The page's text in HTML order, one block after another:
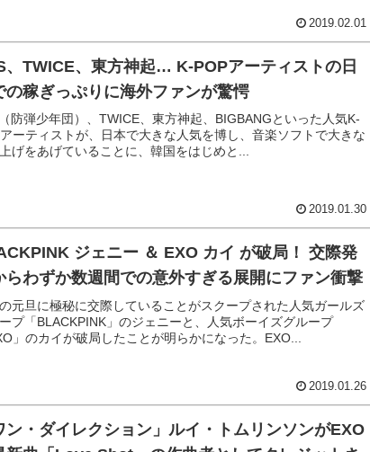
2019.02.01
、TWICE、東方神起… K-POPアーティストの日
の稼ぎっぷりに海外ファンが驚愕
防弾少年団）、TWICE、東方神起、BIGBANGといった人気K-
ーティストが、日本で大きな人気を博し、音楽ソフトで大きな
げをあげていることに、韓国をはじめと...
2019.01.30
ジェニー ＆ EXO カイ が破局！ 交際発
らわずか数週間での意外すぎる展開にファン衝撃
元旦に極秘に交際していることがスクープされた人気ガールズ
プ「BLACKPINK」のジェニーと、人気ボーイズグループ
」のカイが破局したことが明らかになった。EXO...
2019.01.26
ン・ダイレクション」ルイ・トムリンソンがEXO